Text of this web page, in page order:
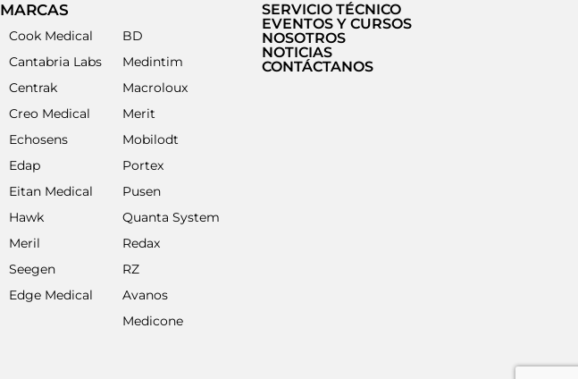
MARCAS
Cook Medical
Cantabria Labs
Centrak
Creo Medical
Echosens
Edap
Eitan Medical
Hawk
Meril
Seegen
Edge Medical
BD
Medintim
Macroloux
Merit
Mobilodt
Portex
Pusen
Quanta System
Redax
RZ
Avanos
Medicone
SERVICIO TÉCNICO
EVENTOS Y CURSOS
NOSOTROS
NOTICIAS
CONTÁCTANOS